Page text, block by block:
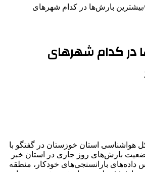
/بیشترین بارش‌ها در کدام شهرهای
در کدام شهرهای
هواشناسی استان خوزستان در گفتگو با
بارش‌های روز جاری در استان خبر
داده‌های بارانسنجی‌های خودکار، منطقه